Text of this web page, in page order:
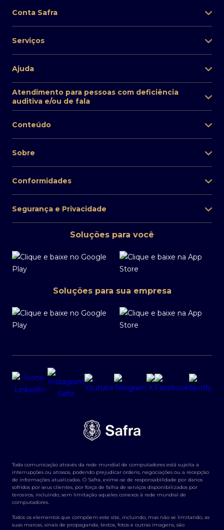
Conta Safra
Serviços
Ajuda
Atendimento para pessoas com deficiência
auditiva e/ou de fala
Conteúdo
Sobre
Conformidades
Segurança e Privacidade
Soluções para você
Soluções para sua empresa
Toda comunicação através da rede mundial de computadores está sujeita a
interrupções ou atrasos, podendo prejudicar ordens, negociações ou a recepção
de informações atualizadas. O Safra, exime-se de responsabilidade por danos
sofridos por seus clientes, por força de falha de serviços disponibilizados por
terceiros, incluindo, sem limitação aqueles conexos à rede mundial de
computadores.
Todos os elementos que compõem este site, incluindo, mas não se limitando, as
suas marcas, sinais de propaganda, textos, fotos e outras imagens, são